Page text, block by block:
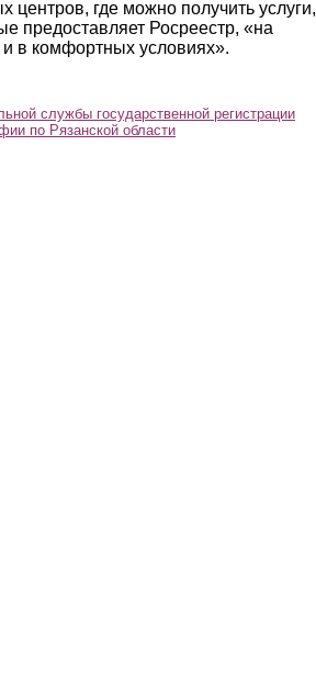
центров, где можно получить
предоставляет Росреестр, «на
в комфортных условиях».
службы государственной регистрации
по Рязанской области